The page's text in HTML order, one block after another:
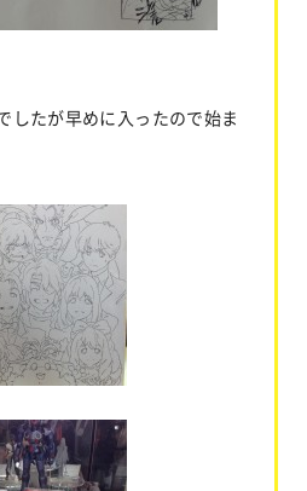
したが早めに入ったので始ま